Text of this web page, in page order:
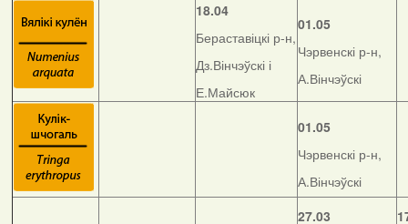
18.04
Бераставіцкі р-н,
Дз.Вінчэўскі і
Е.Майсюк
01.05
Чэрвенскі р-н,
А.Вінчэўскі
01.05
Чэрвенскі р-н,
А.Вінчэўскі
27.03